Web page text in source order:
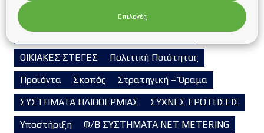
Μη κατηγοριοποιημένο
Μονωτικά υλικά
Νομοθεσία
ΟΙΚΙΑΚΑ Φ/Β ΣΥΣΤΗΜΑΤΑ
ΟΙΚΙΑΚΕΣ ΣΤΕΓΕΣ
Πολιτική Ποιότητας
Προϊόντα
Σκοπός
Στρατηγική – Όραμα
ΣΥΣΤΗΜΑΤΑ ΗΛΙΟΘΕΡΜΙΑΣ
ΣΥΧΝΕΣ ΕΡΩΤΗΣΕΙΣ
Υποστήριξη
Φ/Β ΣΥΣΤΗΜΑΤΑ NET METERING
Επιλογές